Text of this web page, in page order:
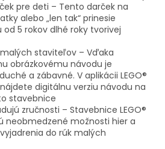
pre deti – Tento darček na
alebo „len tak“ prinesie
5 rokov dlhé roky tvorivej
staviteľov – Vďaka
obrázkovému návodu je
a zábavné. V aplikácii LEGO®
digitálnu verziu návodu na
stavebnice
zručnosti – Stavebnice LEGO®
neobmedzené možnosti hier a
do rúk malých